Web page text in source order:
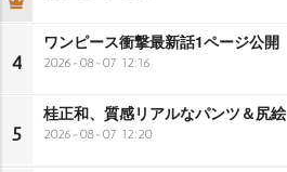
4
ワンピース衝撃最新話1ページ公開
2026-08-07 12:16
5
桂正和、質感リアルなパンツ＆尻絵
2026-08-07 12:20